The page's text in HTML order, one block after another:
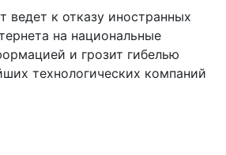
к отказу иностранных
на национальные
и грозит гибелью
технологических компаний